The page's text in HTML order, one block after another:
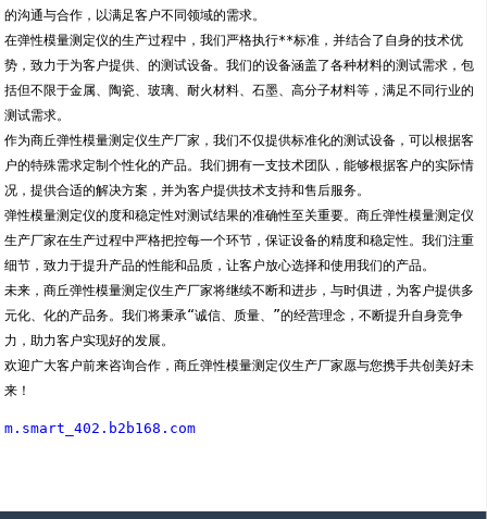
的沟通与合作，以满足客户不同领域的需求。
在弹性模量测定仪的生产过程中，我们严格执行**标准，并结合了自身的技术优
势，致力于为客户提供、的测试设备。我们的设备涵盖了各种材料的测试需求，包
括但不限于金属、陶瓷、玻璃、耐火材料、石墨、高分子材料等，满足不同行业的
测试需求。
作为商丘弹性模量测定仪生产厂家，我们不仅提供标准化的测试设备，可以根据客
户的特殊需求定制个性化的产品。我们拥有一支技术团队，能够根据客户的实际情
况，提供合适的解决方案，并为客户提供技术支持和售后服务。
弹性模量测定仪的度和稳定性对测试结果的准确性至关重要。商丘弹性模量测定仪
生产厂家在生产过程中严格把控每一个环节，保证设备的精度和稳定性。我们注重
细节，致力于提升产品的性能和品质，让客户放心选择和使用我们的产品。
未来，商丘弹性模量测定仪生产厂家将继续不断和进步，与时俱进，为客户提供多
元化、化的产品务。我们将秉承“诚信、质量、”的经营理念，不断提升自身竞争
力，助力客户实现好的发展。
欢迎广大客户前来咨询合作，商丘弹性模量测定仪生产厂家愿与您携手共创美好未
来！
m.smart_402.b2b168.com